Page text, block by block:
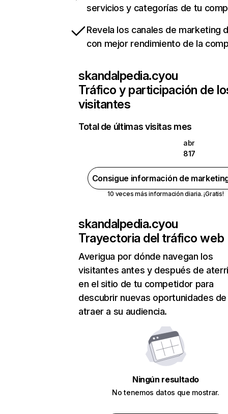
servicios y categorías de tu
Revela los canales de marketing
con mejor rendimiento de la
skandalpedia.cyou
Tráfico y participación de
visitantes
Total de últimas visitas mes
abr
817
Consigue información de
10 veces más información diaria. ¡Gratis!
skandalpedia.cyou
Trayectoria del tráfico web
Averigua por dónde navegan los
visitantes antes y después de
en el sitio de tu competidor para
descubrir nuevas oportunidades de
atraer a su audiencia.
Ningún resultado
No tenemos datos que mostrar.